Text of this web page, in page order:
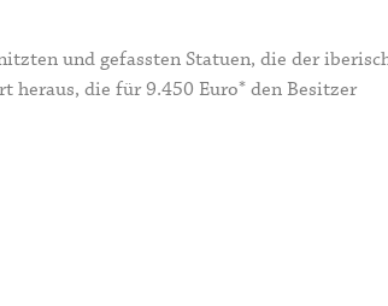
und gefasstenStatuen, die der
heraus, die für 9.450 Euro* den Besitzer